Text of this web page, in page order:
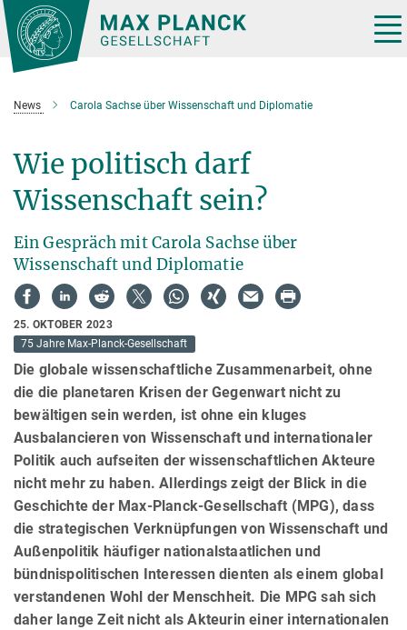
Hauptinhalt
News Carola Sachse über Wissenschaft und Diplomatie
Wie politisch darf
Wissenschaft sein?
Ein Gespräch mit Carola Sachse über
Wissenschaft und Diplomatie
25. OKTOBER 2023
75 Jahre Max-Planck-Gesellschaft
Die globale wissenschaftliche Zusammenarbeit, ohne
die die planetaren Krisen der Gegenwart nicht zu
bewältigen sein werden, ist ohne ein kluges
Ausbalancieren von Wissenschaft und internationaler
Politik auch aufseiten der wissenschaftlichen Akteure
nicht mehr zu haben. Allerdings zeigt der Blick in die
Geschichte der Max-Planck-Gesellschaft (MPG), dass
die strategischen Verknüpfungen von Wissenschaft und
Außenpolitik häufiger nationalstaatlichen und
bündnispolitischen Interessen dienten als einem global
verstandenen Wohl der Menschheit. Die MPG sah sich
daher lange Zeit nicht als Akteurin einer internationalen